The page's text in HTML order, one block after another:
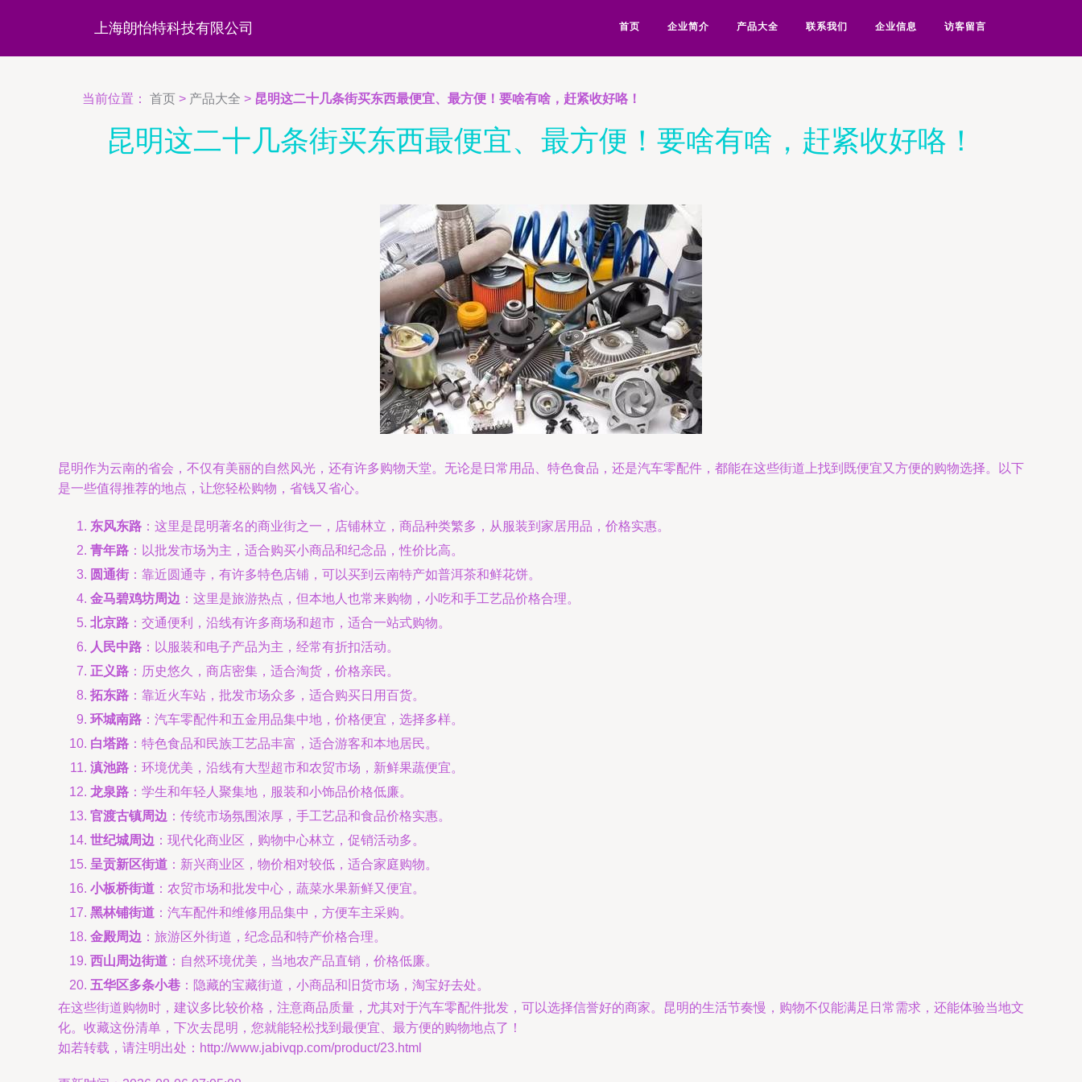
上海朗怡特科技有限公司 首页 企业简介 产品大全 联系我们 企业信息 访客留言
当前位置： 首页 > 产品大全 > 昆明这二十几条街买东西最便宜、最方便！要啥有啥，赶紧收好咯！
昆明这二十几条街买东西最便宜、最方便！要啥有啥，赶紧收好咯！
昆明作为云南的省会，不仅有美丽的自然风光，还有许多购物天堂。无论是日常用品、特色食品，还是汽车零配件，都能在这些街道上找到既便宜又方便的购物选择。以下
是一些值得推荐的地点，让您轻松购物，省钱又省心。
东风东路 ：这里是昆明著名的商业街之一，店铺林立，商品种类繁多，从服装到家居用品，价格实惠。
青年路 ：以批发市场为主，适合购买小商品和纪念品，性价比高。
圆通街 ：靠近圆通寺，有许多特色店铺，可以买到云南特产如普洱茶和鲜花饼。
金马碧鸡坊周边 ：这里是旅游热点，但本地人也常来购物，小吃和手工艺品价格合理。
北京路 ：交通便利，沿线有许多商场和超市，适合一站式购物。
人民中路 ：以服装和电子产品为主，经常有折扣活动。
正义路 ：历史悠久，商店密集，适合淘货，价格亲民。
拓东路 ：靠近火车站，批发市场众多，适合购买日用百货。
环城南路 ：汽车零配件和五金用品集中地，价格便宜，选择多样。
白塔路 ：特色食品和民族工艺品丰富，适合游客和本地居民。
滇池路 ：环境优美，沿线有大型超市和农贸市场，新鲜果蔬便宜。
龙泉路 ：学生和年轻人聚集地，服装和小饰品价格低廉。
官渡古镇周边 ：传统市场氛围浓厚，手工艺品和食品价格实惠。
世纪城周边 ：现代化商业区，购物中心林立，促销活动多。
呈贡新区街道 ：新兴商业区，物价相对较低，适合家庭购物。
小板桥街道 ：农贸市场和批发中心，蔬菜水果新鲜又便宜。
黑林铺街道 ：汽车配件和维修用品集中，方便车主采购。
金殿周边 ：旅游区外街道，纪念品和特产价格合理。
西山周边街道 ：自然环境优美，当地农产品直销，价格低廉。
五华区多条小巷 ：隐藏的宝藏街道，小商品和旧货市场，淘宝好去处。
在这些街道购物时，建议多比较价格，注意商品质量，尤其对于汽车零配件批发，可以选择信誉好的商家。昆明的生活节奏慢，购物不仅能满足日常需求，还能体验当地文
化。收藏这份清单，下次去昆明，您就能轻松找到最便宜、最方便的购物地点了！
如若转载，请注明出处：http://www.jabivqp.com/product/23.html